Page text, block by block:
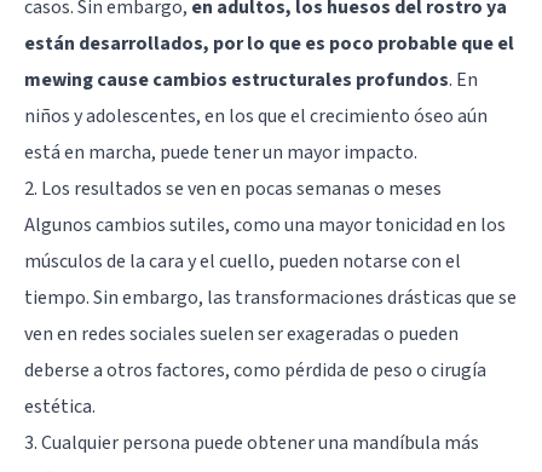
casos. Sin embargo, en adultos, los huesos del rostro ya
están desarrollados, por lo que es poco probable que el
mewing cause cambios estructurales profundos. En
niños y adolescentes, en los que el crecimiento óseo aún
está en marcha, puede tener un mayor impacto.
2. Los resultados se ven en pocas semanas o meses
Algunos cambios sutiles, como una mayor tonicidad en los
músculos de la cara y el cuello, pueden notarse con el
tiempo. Sin embargo, las transformaciones drásticas que se
ven en redes sociales suelen ser exageradas o pueden
deberse a otros factores, como pérdida de peso o cirugía
estética.
3. Cualquier persona puede obtener una mandíbula más